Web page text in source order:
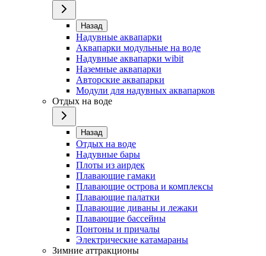
Назад
Надувные аквапарки
Аквапарки модульные на воде
Надувные аквапарки wibit
Наземные аквапарки
Авторские аквапарки
Модули для надувных аквапарков
Отдых на воде
Назад
Отдых на воде
Надувные бары
Плоты из аирдек
Плавающие гамаки
Плавающие острова и комплексы
Плавающие палатки
Плавающие диваны и лежаки
Плавающие бассейны
Понтоны и причалы
Электрические катамараны
Зимние аттракционы